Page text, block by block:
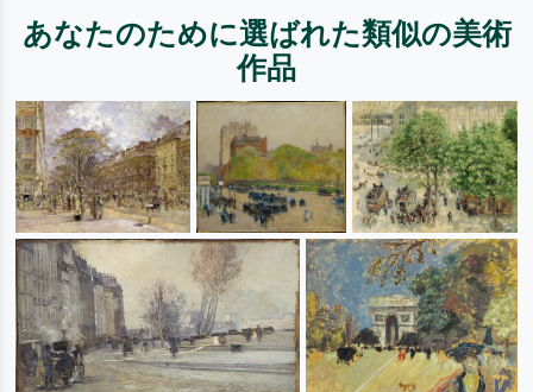
あなたのために選ばれた類似の美術
作品